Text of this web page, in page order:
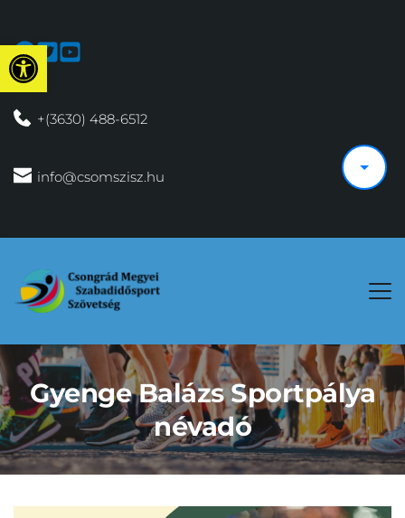
Eszköztár megnyitása
+(3630) 488-6512
info@csomszisz.hu
Gyenge Balázs Sportpálya
névadó